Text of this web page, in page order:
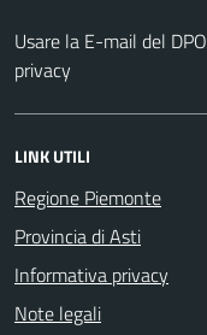
Usare la E-mail del DPO
privacy
LINK UTILI
Regione Piemonte
Provincia di Asti
Informativa privacy
Note legali